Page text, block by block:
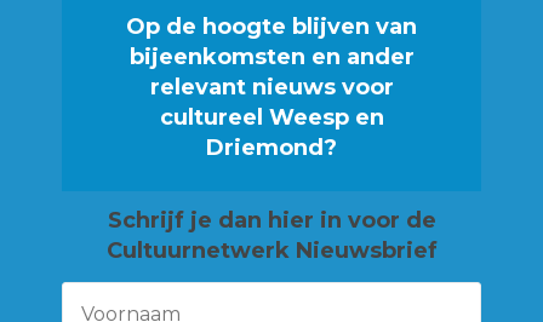
Op de hoogte blijven van
bijeenkomsten en ander
relevant nieuws voor
cultureel Weesp en
Driemond?
Schrijf je dan hier in voor de
Cultuurnetwerk Nieuwsbrief